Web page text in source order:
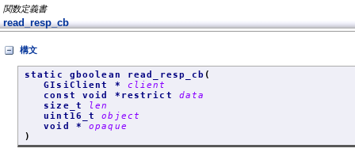
関数定義書
read_resp_cb
構文
static gboolean read_resp_cb (
GIsiClient * client
const void *restrict data
size_t
len
uint16_tobject
void *opaque
)